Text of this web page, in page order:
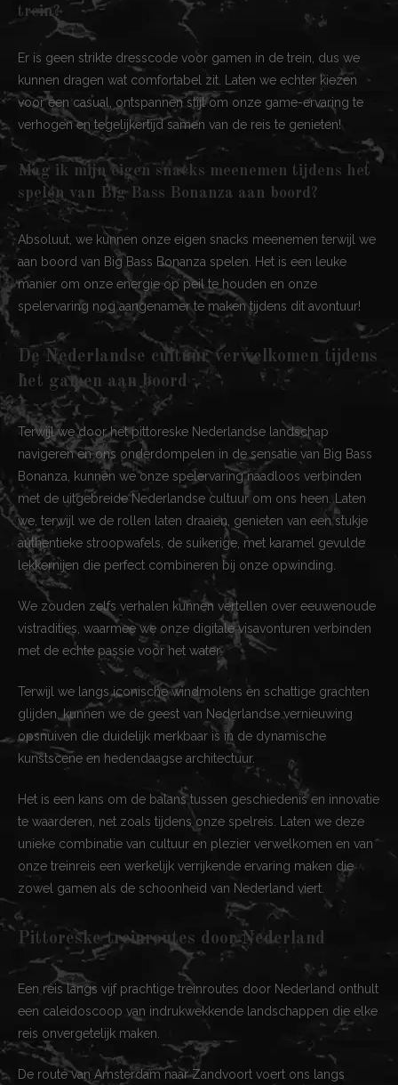
trein?
Er is geen strikte dresscode voor gamen in de trein, dus we
kunnen dragen wat comfortabel zit. Laten we echter kiezen
voor een casual, ontspannen stijl om onze game-ervaring te
verhogen en tegelijkertijd samen van de reis te genieten!
Mag ik mijn eigen snacks meenemen tijdens het
spelen van Big Bass Bonanza aan boord?
Absoluut, we kunnen onze eigen snacks meenemen terwijl we
aan boord van Big Bass Bonanza spelen. Het is een leuke
manier om onze energie op peil te houden en onze
spelervaring nog aangenamer te maken tijdens dit avontuur!
De Nederlandse cultuur verwelkomen tijdens
het gamen aan boord
Terwijl we door het pittoreske Nederlandse landschap
navigeren en ons onderdompelen in de sensatie van Big Bass
Bonanza, kunnen we onze spelervaring naadloos verbinden
met de uitgebreide Nederlandse cultuur om ons heen. Laten
we, terwijl we de rollen laten draaien, genieten van een stukje
authentieke stroopwafels, de suikerige, met karamel gevulde
lekkernijen die perfect combineren bij onze opwinding.
We zouden zelfs verhalen kunnen vertellen over eeuwenoude
vistradities, waarmee we onze digitale visavonturen verbinden
met de echte passie voor het water.
Terwijl we langs iconische windmolens en schattige grachten
glijden, kunnen we de geest van Nederlandse vernieuwing
opsnuiven die duidelijk merkbaar is in de dynamische
kunstscene en hedendaagse architectuur.
Het is een kans om de balans tussen geschiedenis en innovatie
te waarderen, net zoals tijdens onze spelreis. Laten we deze
unieke combinatie van cultuur en plezier verwelkomen en van
onze treinreis een werkelijk verrijkende ervaring maken die
zowel gamen als de schoonheid van Nederland viert.
Pittoreske treinroutes door Nederland
Een reis langs vijf prachtige treinroutes door Nederland onthult
een caleidoscoop van indrukwekkende landschappen die elke
reis onvergetelijk maken.
De route van Amsterdam naar Zandvoort voert ons langs